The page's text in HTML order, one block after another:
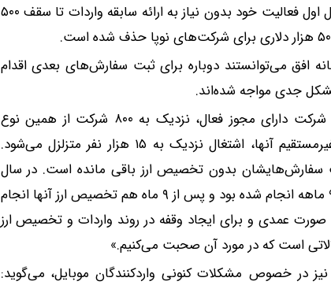
قانون، شرکت‌های تازه تاسیس در حوزه واردات می‌توانستند در سال اول فعالیت خود بدون نیاز به ارائه سابقه واردات تا سقف ۵۰۰
می‌توانستند دوباره برای ثبت سفارش‌های بعدی اقدام
مشکل جدی مواجه شده‌اند.
یکی از فعالان حوزه موبایل در این باره، می‌گوید: «از حدود ۹۰۰ شرکت دارای مجوز فعال، نزدیک به ۸۰۰ شرکت از همین نوع
شرکت‌های نوپا هستند؛ بنابراین با احتساب نیروی مستقیم و غیرمستقیم آنها، اشتغال نزدیک به ۱۵ هزار نفر متزلزل می‌شود.
همواره وجود داشته و شرکت‌ها گاه تا ۱۲ ماه ثبت سفارش‌هایشان بدون تخصیص ارز باقی مانده است. در سال
گذشته نیز به خاطر داریم که چه اتفاقاتی رخ داد؛ ثبت سفارش‌ها ۹ ماهه انجام شده بود و پس از ۹ ماه هم تخصیص ارز آنها انجام
صورت عمدی و برای ایجاد وقفه در روند واردات و تخصیص ارز
است که در مورد آن صحبت می‌کنیم.»
در خصوص مشکلات کنونی واردکنندگان موبایل، می‌گوید: